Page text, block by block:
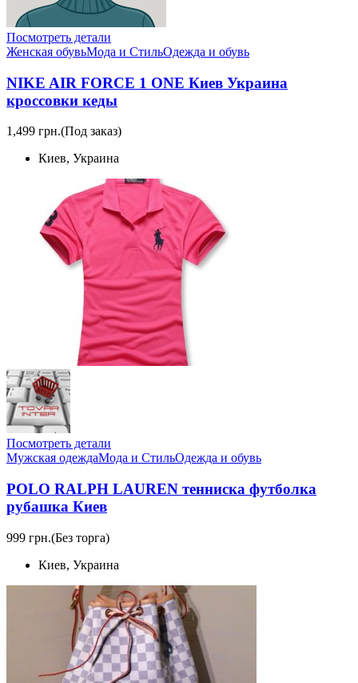
Посмотреть детали
Женская обувьМода и СтильОдежда и обувь
NIKE AIR FORCE 1 ONE Киев Украина
кроссовки кеды
1,499 грн.(Под заказ)
Киев, Украина
Посмотреть детали
Мужская одеждаМода и СтильОдежда и обувь
POLO RALPH LAUREN тенниска футболка
рубашка Киев
999 грн.(Без торга)
Киев, Украина